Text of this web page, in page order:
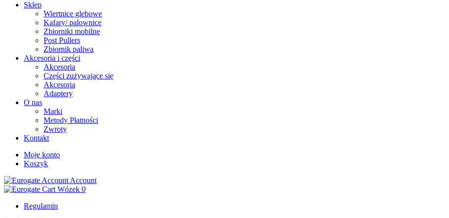
Sklep
Wiertnice glebowe
Kafary/ palownice
Zbiorniki mobilne
Post Pullers
Zbiornik paliwa
Akcesoria i części
Akcesoria
Części zużywające się
Akcesoria
Adaptery
O nas
Marki
Metody Płatności
Zwroty
Kontakt
Moje konto
Koszyk
Account
Wózek 0
Regulamin